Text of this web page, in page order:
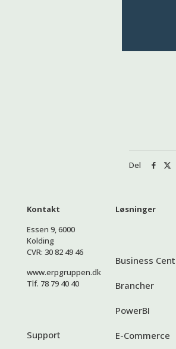
Del
Kontakt
Essen 9, 6000
Kolding
CVR: 30 82 49 46
www.erpgruppen.dk
Tlf. 78 79 40 40
Support
Løsninger
Business
Brancher
PowerBI
E-Commerce